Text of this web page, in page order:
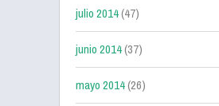
julio 2014(47)
junio 2014(37)
mayo 2014(26)